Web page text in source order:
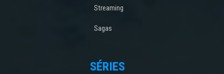
Streaming
Sagas
SÉRIES